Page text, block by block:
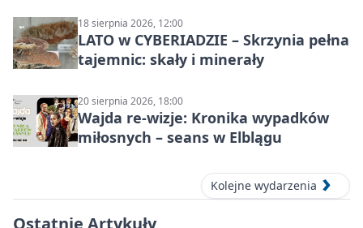
18 sierpnia 2026, 12:00
LATO w CYBERIADZIE – Skrzynia pełna
tajemnic: skały i minerały
20 sierpnia 2026, 18:00
Wajda re-wizje: Kronika wypadków
miłosnych – seans w Elblągu
Kolejne wydarzenia